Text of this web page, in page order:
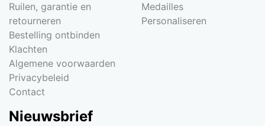
Ruilen, garantie en
retourneren
Bestelling ontbinden
Klachten
Algemene voorwaarden
Privacybeleid
Contact
Medailles
Personaliseren
Nieuwsbrief